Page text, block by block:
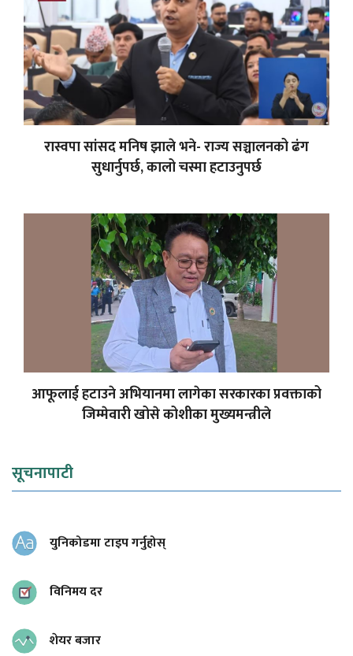
रास्वपा सांसद मनिष झाले भने- राज्य सञ्चालनको ढंग
सुधार्नुपर्छ, कालो चस्मा हटाउनुपर्छ
आफूलाई हटाउने अभियानमा लागेका सरकारका प्रवक्ताको
जिम्मेवारी खोसे कोशीका मुख्यमन्त्रीले
सूचनापाटी
युनिकोडमा टाइप गर्नुहोस्
विनिमय दर
शेयर बजार